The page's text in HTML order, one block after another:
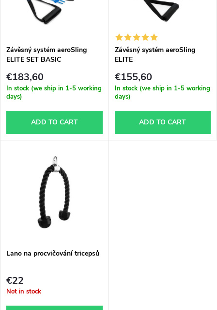
t
s
o
r
o
f
p
r
o
s
Závěsný systém aeroSling
ELITE SET BASIC
€183,60
In stock (we ship in 1-5 working
days)
ADD TO CART
Závěsný systém aeroSling
ELITE
€155,60
In stock (we ship in 1-5 working
days)
ADD TO CART
Lano na procvičování tricepsů
€22
Not in stock